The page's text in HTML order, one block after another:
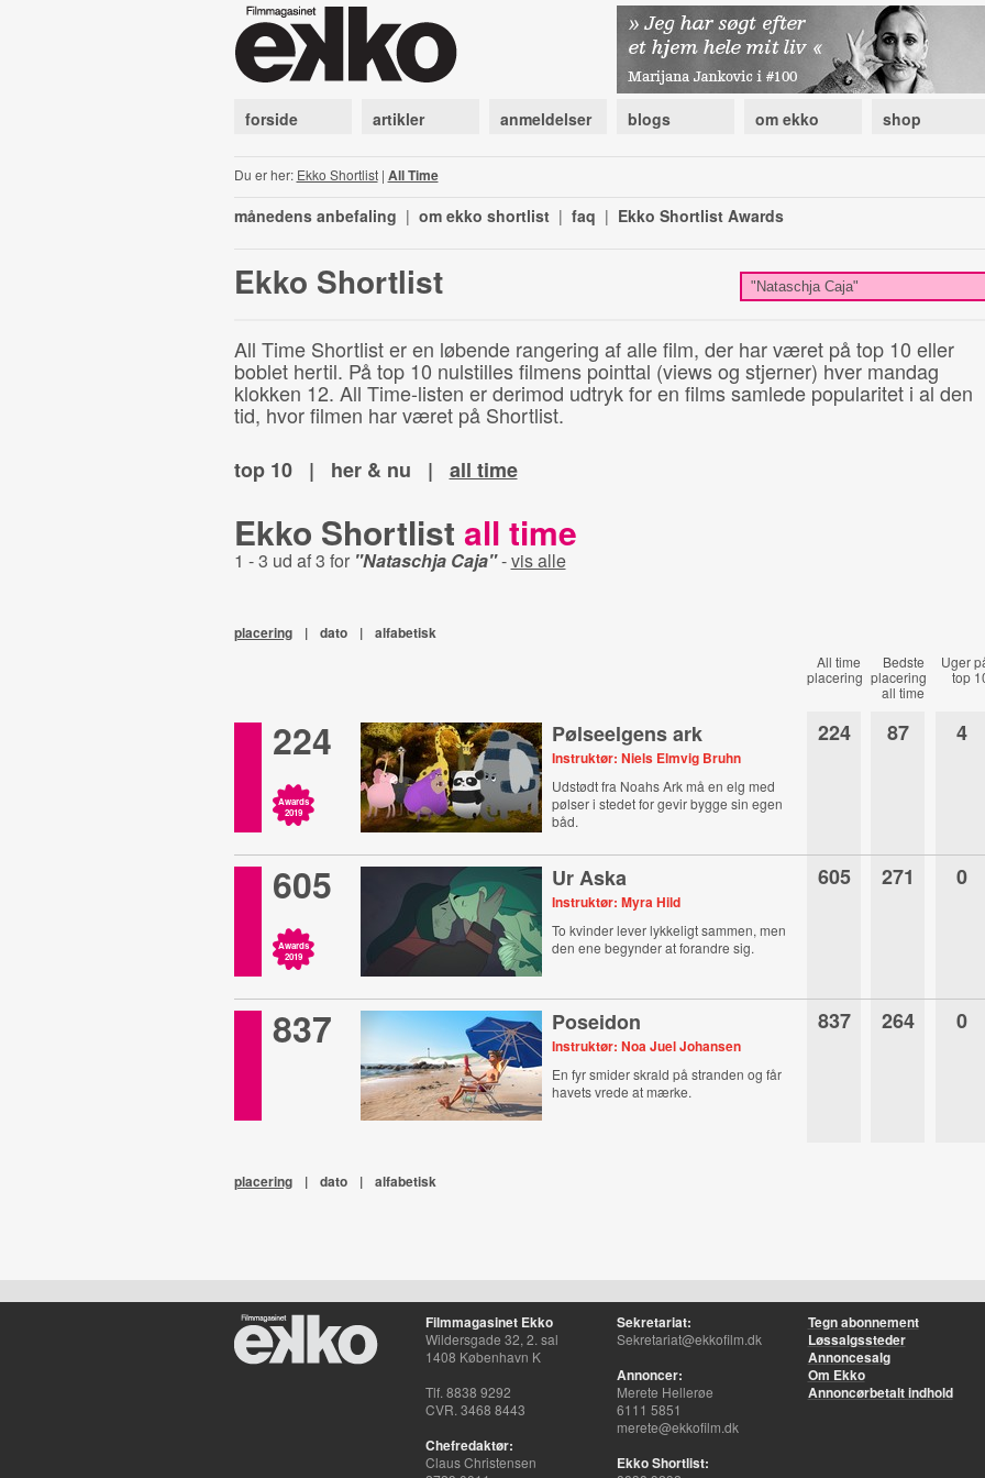
forside artikler anmeldelser blogs om ekko shop
Du er her: Ekko Shortlist| All Time
månedens anbefaling | om ekko shortlist | faq | Ekko Shortlist Awards
Ekko Shortlist
All Time Shortlist er en løbende rangering af alle film, der har været på top 10 eller
boblet hertil. På top 10 nulstilles filmens pointtal (views og stjerner) hver mandag
klokken 12. All Time-listen er derimod udtryk for en films samlede popularitet i al den
tid, hvor filmen har været på Shortlist.
top 10
| her & nu | all time
Ekko Shortlist all time
1 - 3 ud af 3 for "Nataschja Caja"-vis alle
placering | dato | alfabetisk
All time
placering
Bedste
placering
all time
Uger
top
224
Awards
2019
Pølseelgens ark
Instruktør: Niels Elmvig Bruhn
Udstødt fra Noahs Ark må en elg med
pølser i stedet for gevir bygge sin egen
båd.
224 87 4
605
Awards
2019
Ur Aska
Instruktør: Myra Hild
To kvinder lever lykkeligt sammen, men
den ene begynder at forandre sig.
605 271 0
837 Poseidon
Instruktør: Noa Juel Johansen
En fyr smider skrald på stranden og får
havets vrede at mærke.
837 264 0
placering | dato | alfabetisk
Filmmagasinet Ekko
Wildersgade 32, 2. sal
1408 København K
Tlf. 8838 9292
CVR. 3468 8443
Chefredaktør:
Claus Christensen
Sekretariat:
Sekretariat@ekkofilm.dk
Annoncer:
Merete Hellerøe
6111 5851
merete@ekkofilm.dk
Ekko Shortlist:
Tegn abonnement
Løssalgssteder
Annoncesalg
Om Ekko
Annoncørbetalt indhold